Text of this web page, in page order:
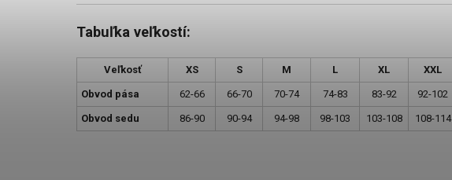
Tabuľka veľkostí:
Veľkosť XS S M L XL XXL
Obvod pása 62-66 66-70 70-74 74-83 83-92 92-102
Obvod sedu 86-90 90-94 94-98 98-103 103-108 108-114